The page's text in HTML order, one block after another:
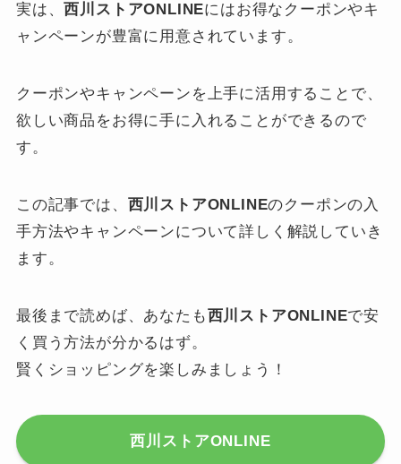
実は、 西川ストアONLINEにはお得なクーポンやキ
ャンペーンが豊富に用意されています。
クーポンやキャンペーンを上手に活用することで、
欲しい商品をお得に手に入れることができるので
す。
この記事では、 西川ストアONLINEのクーポンの入
手方法やキャンペーンについて詳しく解説していき
ます。
最後まで読めば、あなたも 西川ストアONLINEで安
く買う方法が分かるはず。
賢くショッピングを楽しみましょう！
西川ストアONLINE